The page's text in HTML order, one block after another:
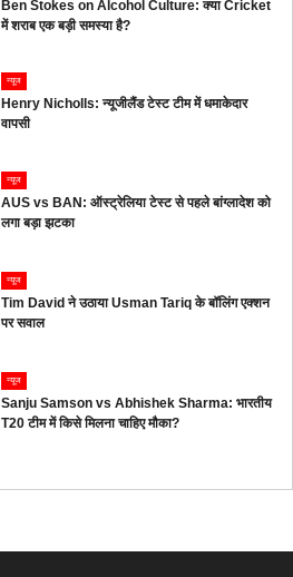
Ben Stokes on Alcohol Culture: क्या Cricket
में शराब एक बड़ी समस्या है?
न्यूज
Henry Nicholls: न्यूजीलैंड टेस्ट टीम में धमाकेदार
वापसी
न्यूज
AUS vs BAN: ऑस्ट्रेलिया टेस्ट से पहले बांग्लादेश को
लगा बड़ा झटका
न्यूज
Tim David ने उठाया Usman Tariq के बॉलिंग एक्शन
पर सवाल
न्यूज
Sanju Samson vs Abhishek Sharma: भारतीय
T20 टीम में किसे मिलना चाहिए मौका?